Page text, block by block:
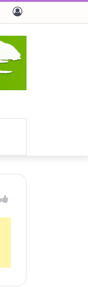
Kayıt
Ol